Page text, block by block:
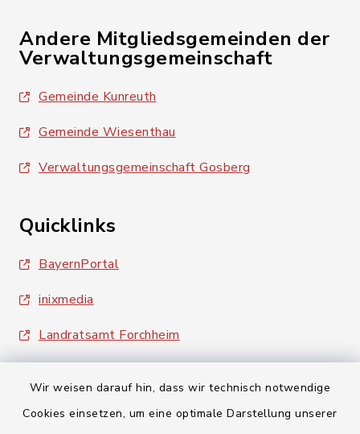
Wir weisen darauf hin, dass wir technisch notwendige
Cookies einsetzen, um eine optimale Darstellung unserer
Andere Mitgliedsgemeinden der
Verwaltungsgemeinschaft
Gemeinde Kunreuth
Gemeinde Wiesenthau
Verwaltungsgemeinschaft Gosberg
Quicklinks
BayernPortal
inixmedia
Landratsamt Forchheim